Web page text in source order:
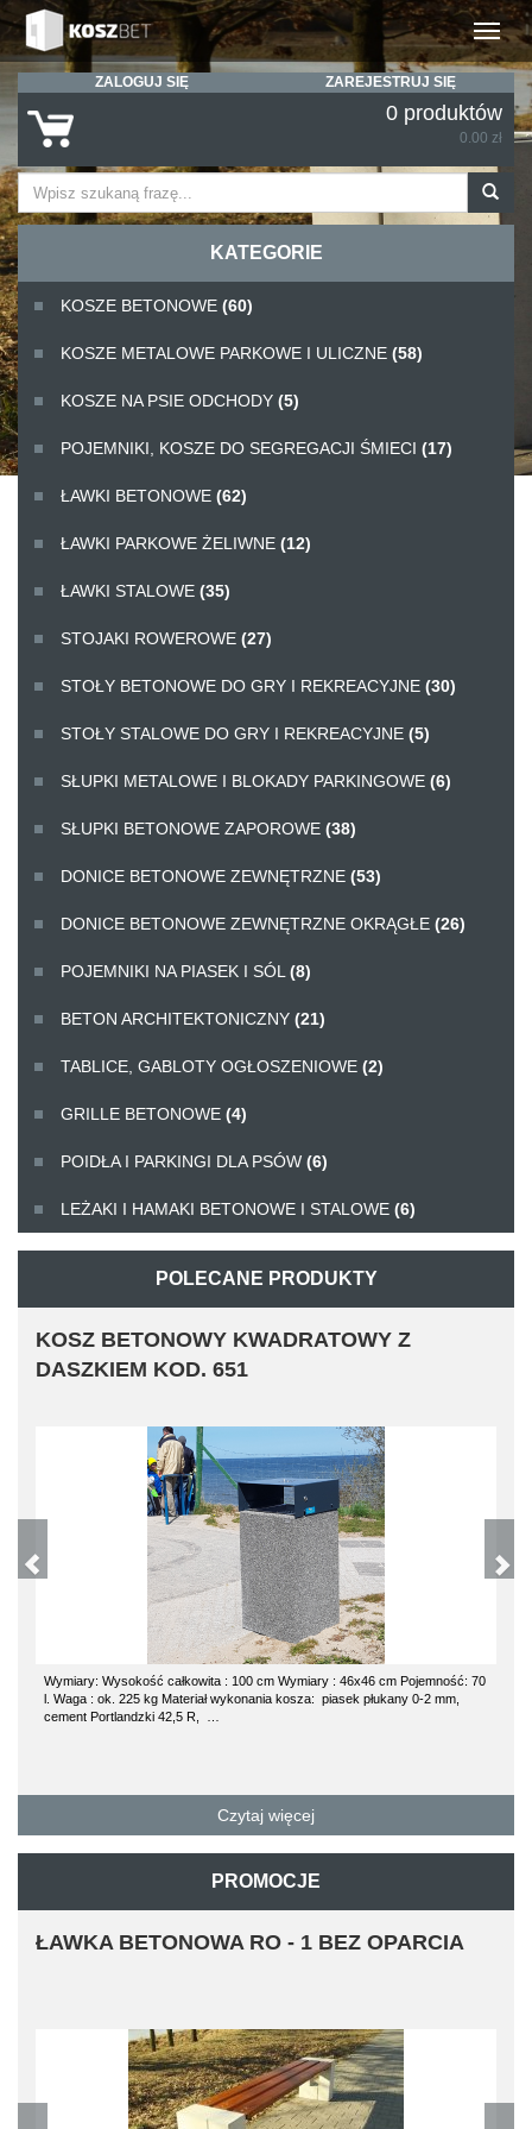
Rozwiń
ZALOGUJ SIĘ ZAREJESTRUJ SIĘ
0 produktów
0.00 zł
KATEGORIE
KOSZE BETONOWE (60)
KOSZE METALOWE PARKOWE I ULICZNE (58)
KOSZE NA PSIE ODCHODY (5)
POJEMNIKI, KOSZE DO SEGREGACJI ŚMIECI (17)
ŁAWKI BETONOWE (62)
ŁAWKI PARKOWE ŻELIWNE (12)
ŁAWKI STALOWE (35)
STOJAKI ROWEROWE (27)
STOŁY BETONOWE DO GRY I REKREACYJNE (30)
STOŁY STALOWE DO GRY I REKREACYJNE (5)
SŁUPKI METALOWE I BLOKADY PARKINGOWE (6)
SŁUPKI BETONOWE ZAPOROWE (38)
DONICE BETONOWE ZEWNĘTRZNE (53)
DONICE BETONOWE ZEWNĘTRZNE OKRĄGŁE (26)
POJEMNIKI NA PIASEK I SÓL (8)
BETON ARCHITEKTONICZNY (21)
TABLICE, GABLOTY OGŁOSZENIOWE (2)
GRILLE BETONOWE (4)
POIDŁA I PARKINGI DLA PSÓW (6)
LEŻAKI I HAMAKI BETONOWE I STALOWE (6)
POLECANE PRODUKTY
KOSZ BETONOWY KWADRATOWY Z
DASZKIEM KOD. 651
Wymiary: Wysokość całkowita : 100 cm Wymiary : 46x46 cm Pojemność: 70
l. Waga : ok. 225 kg Materiał wykonania kosza: piasek płukany 0-2 mm,
cement Portlandzki 42,5 R, …
Czytaj więcej
PROMOCJE
ŁAWKA BETONOWA RO - 1 BEZ OPARCIA